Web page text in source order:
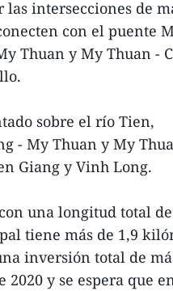
intersecciones de
con el puente
Thuan y My Thuan -
sobre el río Tien,
- My Thuan y My
Giang y Vinh Long.
una longitud total de
tiene más de 1,9
inversión total de
y se espera que